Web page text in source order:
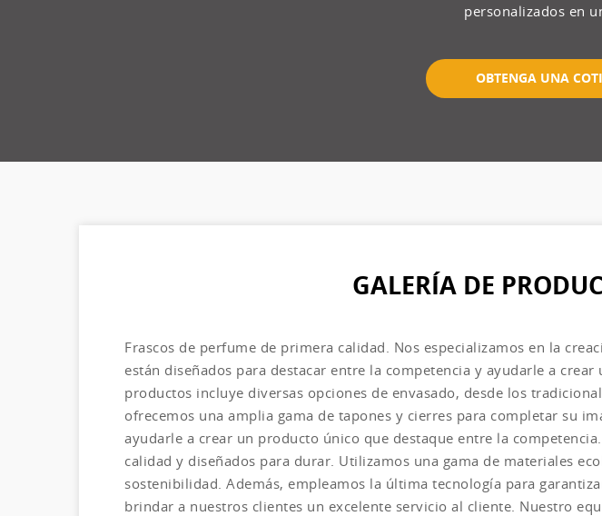
personalizados en
OBTENGA UNA
GALERÍA DE
Frascos de perfume de primera calidad. Nos especializamos en la
están diseñados para destacar entre la competencia y ayudarle a
productos incluye diversas opciones de envasado, desde los
ofrecemos una amplia gama de tapones y cierres para completar su
ayudarle a crear un producto único que destaque entre la
calidad y diseñados para durar. Utilizamos una gama de materiales
sostenibilidad. Además, empleamos la última tecnología para
brindar a nuestros clientes un excelente servicio al cliente. Nuestro